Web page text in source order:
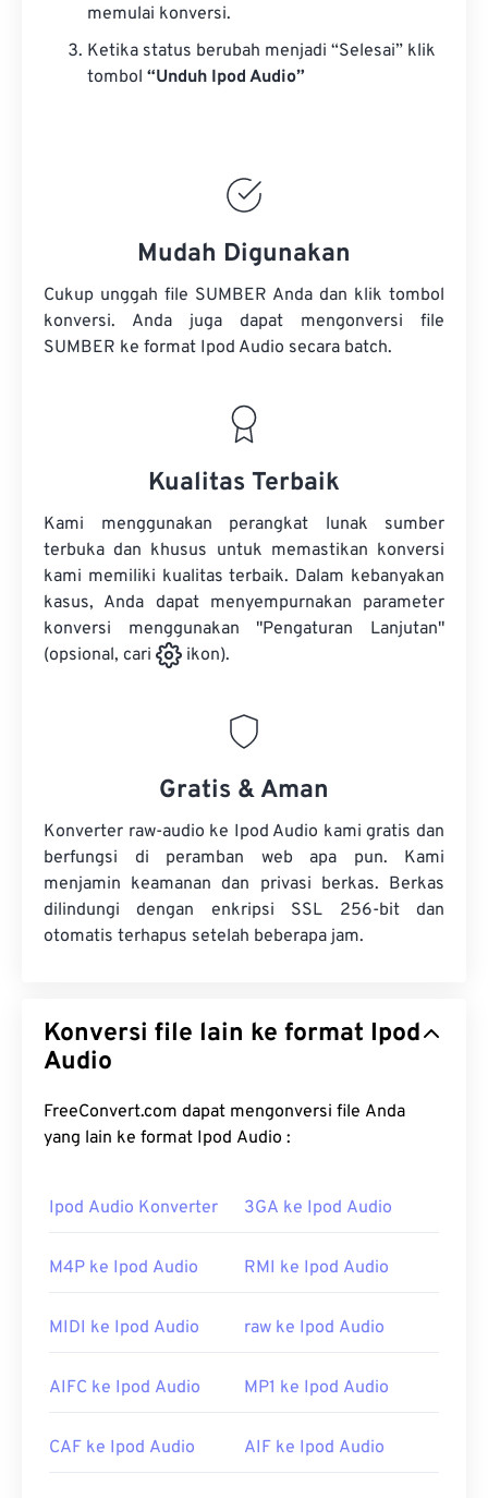
memulai konversi.
Ketika status berubah menjadi “Selesai” klik
tombol “Unduh Ipod Audio”
Mudah Digunakan
Cukup unggah file SUMBER Anda dan klik tombol
konversi. Anda juga dapat mengonversi file
SUMBER ke format Ipod Audio secara batch.
Kualitas Terbaik
Kami menggunakan perangkat lunak sumber
terbuka dan khusus untuk memastikan konversi
kami memiliki kualitas terbaik. Dalam kebanyakan
kasus, Anda dapat menyempurnakan parameter
konversi menggunakan "Pengaturan Lanjutan"
(opsional, cari
ikon).
Gratis & Aman
Konverter raw-audio ke Ipod Audio kami gratis dan
berfungsi di peramban web apa pun. Kami
menjamin keamanan dan privasi berkas. Berkas
dilindungi dengan enkripsi SSL 256-bit dan
otomatis terhapus setelah beberapa jam.
Konversi file lain ke format Ipod
Audio
FreeConvert.com dapat mengonversi file Anda
yang lain ke format Ipod Audio :
Ipod Audio Konverter 3GA ke Ipod Audio
M4P ke Ipod Audio RMI ke Ipod Audio
MIDI ke Ipod Audio raw ke Ipod Audio
AIFC ke Ipod Audio MP1 ke Ipod Audio
CAF ke Ipod Audio AIF ke Ipod Audio